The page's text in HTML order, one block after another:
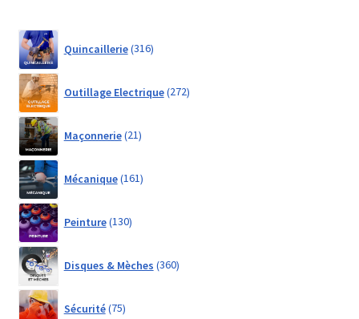
Quincaillerie 316products
Outillage Electrique 272products
Maçonnerie 21products
Mécanique 161products
Peinture 130products
Disques & Mèches 360products
Sécurité 75products